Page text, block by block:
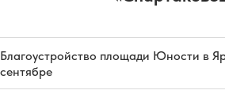
Благоустройство площади Юности в
сентябре